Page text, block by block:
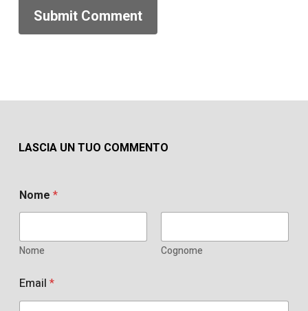
LASCIA UN TUO COMMENTO
Nome *
Nome Cognome
Email *